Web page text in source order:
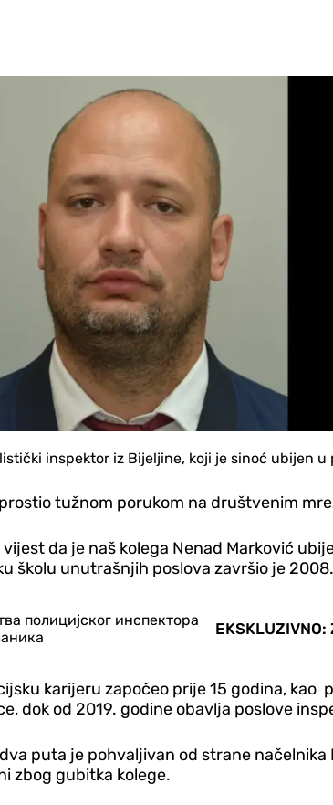
inspektor iz Bijeljine, koji je sinoć ubijen
tužnom porukom na društvenim
da je naš kolega Nenad Marković
školu unutrašnjih poslova završio je
karijeru započeo prije 15 godina,
dok od 2019. godine obavlja poslove
puta je pohvaljivan od strane
zbog gubitka kolege.